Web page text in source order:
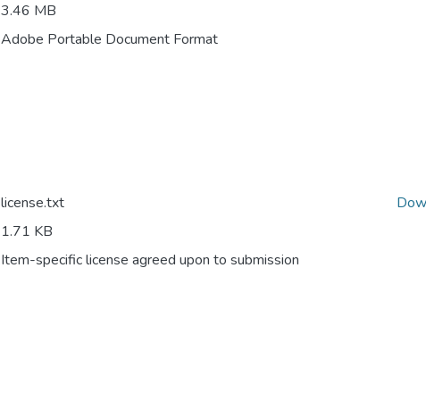
3.46 MB
Adobe Portable Document Format
license.txt
1.71 KB
Item-specific license agreed upon to submission